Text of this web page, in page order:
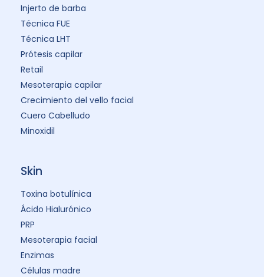
Injerto de barba
Técnica FUE
Técnica LHT
Prótesis capilar
Retail
Mesoterapia capilar
Crecimiento del vello facial
Cuero Cabelludo
Minoxidil
Skin
Toxina botulínica
Ácido Hialurónico
PRP
Mesoterapia facial
Enzimas
Células madre